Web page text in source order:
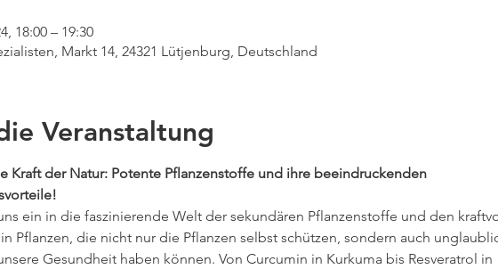
18:00 – 19:30
Markt 14, 24321 Lütjenburg, Deutschland
Veranstaltung
Kraft der Natur: Potente Pflanzenstoffe und ihre beeindruckenden
ein in die faszinierende Welt der sekundären Pflanzenstoffe und den
Pflanzen, die nicht nur die Pflanzen selbst schützen, sondern auch
Gesundheit haben können. Von Curcumin in Kurkuma bis Resveratrol in